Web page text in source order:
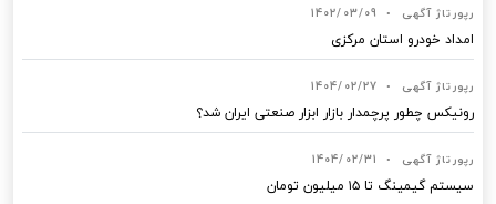
رپورتاژ آگهی •
1402/03/09
امداد خودرو استان مرکزی
رپورتاژ آگهی •
1404/02/27
رونیکس چطور پرچمدار بازار ابزار صنعتی ایران شد؟
رپورتاژ آگهی •
1404/02/31
سیستم گیمینگ تا ۱۵ میلیون تومان